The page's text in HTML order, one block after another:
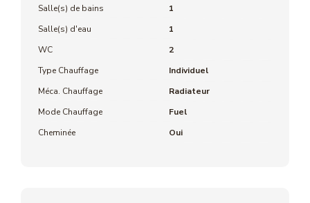
Salle(s) de bains
1
Salle(s) d'eau
1
WC
2
Type Chauffage
Individuel
Méca. Chauffage
Radiateur
Mode Chauffage
Fuel
Cheminée
Oui